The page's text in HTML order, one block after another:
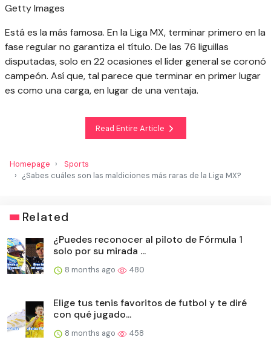
Getty Images
Está es la más famosa. En la Liga MX, terminar primero en la
fase regular no garantiza el título. De las 76 liguillas
disputadas, solo en 22 ocasiones el líder general se coronó
campeón. Así que, tal parece que terminar en primer lugar
es como una carga, en lugar de una ventaja.
Read Entire Article
Homepage
Sports
¿Sabes cuáles son las maldiciones más raras de la Liga MX?
Related
¿Puedes reconocer al piloto de Fórmula 1
solo por su mirada ...
8 months ago 480
Elige tus tenis favoritos de futbol y te diré
con qué jugado...
8 months ago 458